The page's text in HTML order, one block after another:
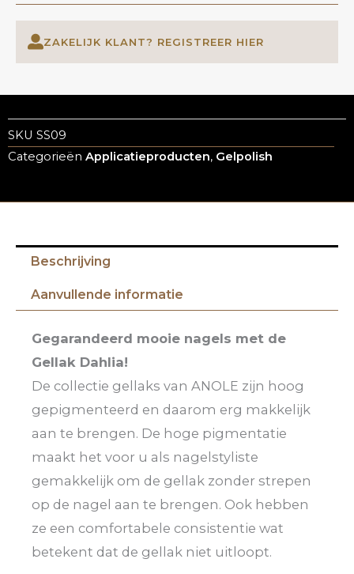
ZAKELIJK KLANT? REGISTREER HIER
SKU SS09
Categorieën Applicatieproducten, Gelpolish
Beschrijving
Aanvullende informatie
Gegarandeerd mooie nagels met de
Gellak Dahlia!
De collectie gellaks van ANOLE zijn hoog
gepigmenteerd en daarom erg makkelijk
aan te brengen. De hoge pigmentatie
maakt het voor u als nagelstyliste
gemakkelijk om de gellak zonder strepen
op de nagel aan te brengen. Ook hebben
ze een comfortabele consistentie wat
betekent dat de gellak niet uitloopt.